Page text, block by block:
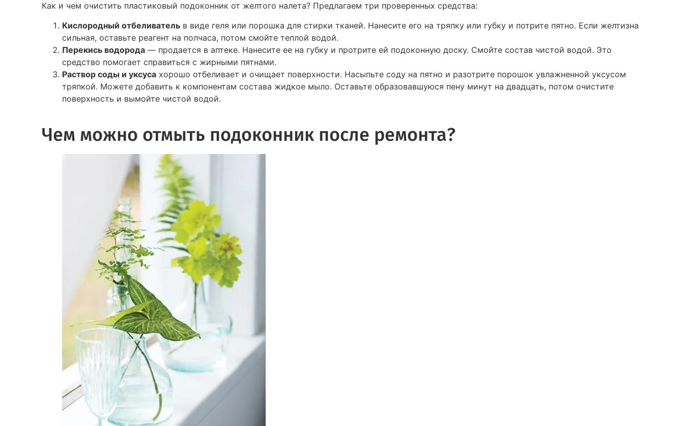
Как и чем очистить пластиковый подоконник от желтого налета? Предлагаем три проверенных средства:
Кислородный отбеливатель в виде геля или порошка для стирки тканей. Нанесите его на тряпку или губку и потрите пятно. Если желтизна
сильная, оставьте реагент на полчаса, потом смойте теплой водой.
Перекись водорода — продается в аптеке. Нанесите ее на губку и протрите ей подоконную доску. Смойте состав чистой водой. Это
средство помогает справиться с жирными пятнами.
Раствор соды и уксуса хорошо отбеливает и очищает поверхности. Насыпьте соду на пятно и разотрите порошок увлажненной уксусом
тряпкой. Можете добавить к компонентам состава жидкое мыло. Оставьте образовавшуюся пену минут на двадцать, потом очистите
поверхность и вымойте чистой водой.
Чем можно отмыть подоконник после ремонта?